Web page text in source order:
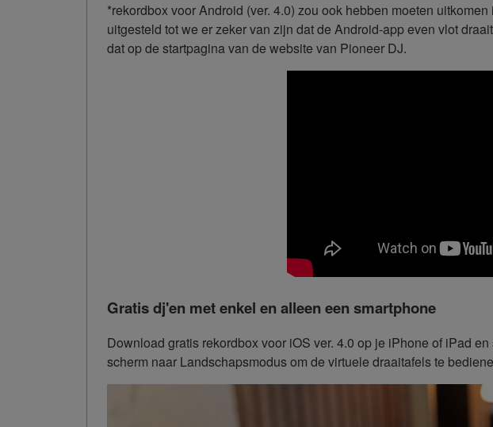
*rekordbox voor Android (ver. 4.0) zou ook hebben moeten
uitgesteld tot we er zeker van zijn dat de Android-app even vlot
dat op de startpagina van de website van Pioneer DJ.
Gratis dj'en met enkel en alleen een smartphone
Download gratis rekordbox voor iOS ver. 4.0 op je iPhone of iPad
scherm naar Landschapsmodus om de virtuele draaitafels te